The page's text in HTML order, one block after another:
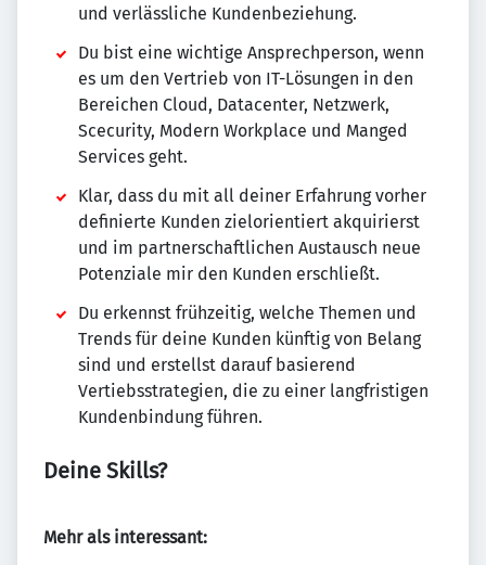
und verlässliche Kundenbeziehung.
Du bist eine wichtige Ansprechperson, wenn
es um den Vertrieb von IT-Lösungen in den
Bereichen Cloud, Datacenter, Netzwerk,
Scecurity, Modern Workplace und Manged
Services geht.
Klar, dass du mit all deiner Erfahrung vorher
definierte Kunden zielorientiert akquirierst
und im partnerschaftlichen Austausch neue
Potenziale mir den Kunden erschließt.
Du erkennst frühzeitig, welche Themen und
Trends für deine Kunden künftig von Belang
sind und erstellst darauf basierend
Vertiebsstrategien, die zu einer langfristigen
Kundenbindung führen.
Deine Skills?
Mehr als interessant: